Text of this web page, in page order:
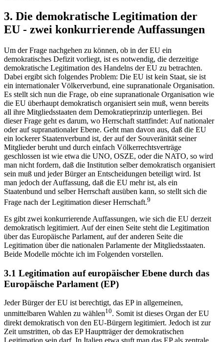
3. Die demokratische Legitimation der
EU - zwei konkurrierende Auffassungen
Um der Frage nachgehen zu können, ob in der EU ein
demokratisches Defizit vorliegt, ist es notwendig, die derzeitige
demokratische Legitimation des Handelns der EU zu betrachten.
Dabei ergibt sich folgendes Problem: Die EU ist kein Staat, sie ist
ein internationaler Völkerverbund, eine supranationale Organisation.
Es stellt sich nun die Frage, ob eine supranationale Organisation wie
die EU überhaupt demokratisch organisiert sein muß, wenn bereits
all ihre Mitgliedsstaaten dem Demokratieprinzip unterliegen. Bei
dieser Frage geht es darum, wo Herrschaft stattfindet: Auf nationaler
oder auf supranationaler Ebene. Geht man davon aus, daß die EU
ein lockerer Staatenverbund ist, der auf der Souveränität seiner
Mitglieder beruht und durch einfach Völkerrechtsverträge
geschlossen ist wie etwa die UNO, OSZE, oder die NATO, so wird
man nicht fordern, daß die Institution selber demokratisch organisiert
sein muß und jeder Bürger an Entscheidungen beteiligt wird. Ist
man jedoch der Auffassung, daß die EU mehr ist, als ein
Staatenbund und selber Herrschaft ausüben kann, so stellt sich die
Frage nach der Legitimation dieser Herrschaft.9
Es gibt zwei konkurrierende Auffassungen, wie sich die EU derzeit
demokratisch legitimiert. Auf der einen Seite steht die Legitimation
über das Europäische Parlament, auf der anderen Seite die
Legitimation über die nationalen Parlamente der Mitgliedsstaaten.
Beide Modelle möchte ich im Folgenden vorstellen.
3.1 Legitimation auf europäischer Ebene durch das
Europäische Parlament (EP)
Jeder Bürger der EU ist berechtigt, das EP in allgemeinen,
unmittelbaren Wahlen zu wählen10. Somit ist dieses Organ der EU
direkt demokratisch von den EU-Bürgern legitimiert. Jedoch ist zur
Zeit umstritten, ob das EP Hauptträger der demokratischen
Legitimation sein darf. In Italien etwa stuft man das EP als zentrale